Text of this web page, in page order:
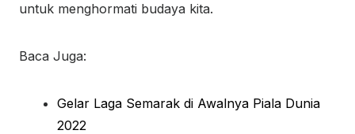
untuk menghormati budaya kita.
Baca Juga:
Gelar Laga Semarak di Awalnya Piala Dunia
2022